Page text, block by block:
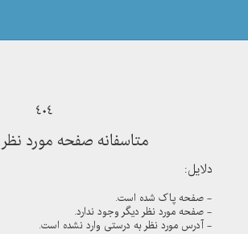
404
متاسفانه صفحه مورد
دلایل:
- صفحه پاک شده است.
- صفحه مورد نظر دیگر وجود ندارد.
- آدرس مورد نظر به درستی وارد نشده است.